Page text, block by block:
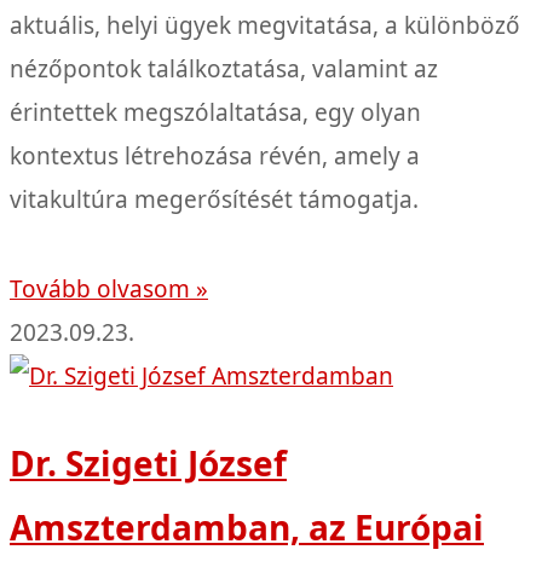
aktuális, helyi ügyek megvitatása, a különböző
nézőpontok találkoztatása, valamint az
érintettek megszólaltatása, egy olyan
kontextus létrehozása révén, amely a
vitakultúra megerősítését támogatja.
Tovább olvasom »
2023.09.23.
Dr. Szigeti József
Amszterdamban, az Európai